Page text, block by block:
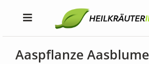
Aaspflanze Aasblume